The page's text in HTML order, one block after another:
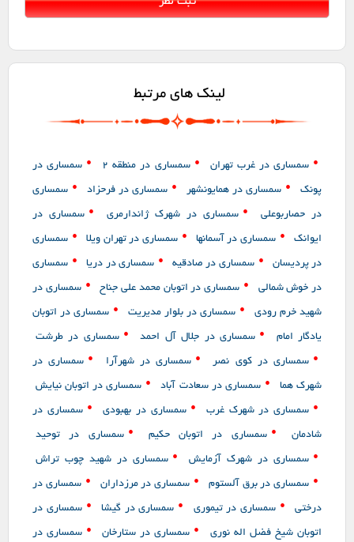
لینک های مرتبط
• سمساری در غرب تهران • سمساری در منطقه 2 • سمساری در
پونک • سمساری در همایونشهر • سمساری در فرحزاد • سمساری
در حصاربوعلی • سمساری در شهرک ژاندارمری • سمساری در
ایوانک • سمساری در آسمانها • سمساری در تهران ویلا • سمساری
در پردیسان • سمساری در صادقیه • سمساری در دریا • سمساری
در خوش شمالی • سمساری در اتوبان محمد علی جناح • سمساری در
شهید خرم رودی • سمساری در بلوار مدیریت • سمساری در اتوبان
یادگار امام • سمساری در جلال آل احمد • سمساری در طرشت
• سمساری در کوی نصر • سمساری در شهرآرا • سمساری در
شهرک هما • سمساری در سعادت آباد • سمساری در اتوبان نیایش
• سمساری در شهرک غرب • سمساری در بهبودی • سمساری در
شادمان • سمساری در اتوبان حکیم • سمساری در توحید
• سمساری در شهرک آزمایش • سمساری در شهید چوب تراش
• سمساری در برق آلستوم • سمساری در مرزداران • سمساری در
درختی • سمساری در تیموری • سمساری در گیشا • سمساری در
اتوبان شیخ فضل اله نوری • سمساری در ستارخان • سمساری در